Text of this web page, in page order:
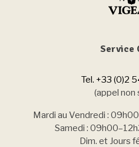
Service
Tel. +33 (0)2
(appel non
Mardi au Vendredi :
Samedi :
Dim. et Jours